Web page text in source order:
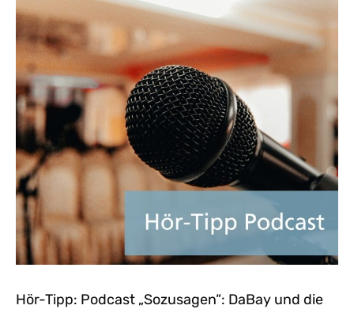
Hör-Tipp: Podcast „Sozusagen“: DaBay und die